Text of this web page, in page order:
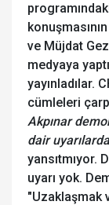
konuşmasının
ve Müjdat
medyaya
yayınladılar.
cümleleri
Akpınar
dair
yansıtmıyor.
uyarı yok.
"Uzaklaşmak